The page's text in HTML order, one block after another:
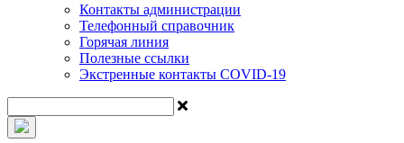
Контакты администрации
Телефонный справочник
Горячая линия
Полезные ссылки
Экстренные контакты COVID-19